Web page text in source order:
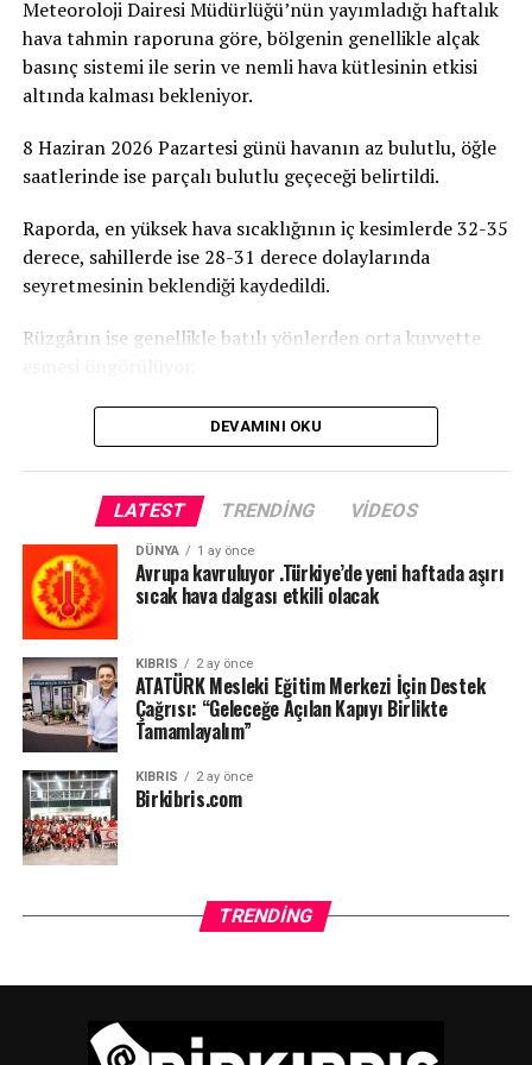
Meteoroloji Dairesi Müdürlüğü’nün yayımladığı haftalık
hava tahmin raporuna göre, bölgenin genellikle alçak
basınç sistemi ile serin ve nemli hava kütlesinin etkisi
altında kalması bekleniyor.
8 Haziran 2026 Pazartesi günü havanın az bulutlu, öğle
saatlerinde ise parçalı bulutlu geçeceği belirtildi.
Raporda, en yüksek hava sıcaklığının iç kesimlerde 32-35
derece, sahillerde ise 28-31 derece dolaylarında
seyretmesinin beklendiği kaydedildi.
Rüzgârın ise genellikle batılı yönlerden orta kuvvette
DEVAMINI OKU
LATEST TRENDING VIDEOS
DÜNYA 1 ay önce
Avrupa kavruluyor .Türkiye’de yeni haftada aşırı
sıcak hava dalgası etkili olacak
KIBRIS 2 ay önce
ATATÜRK Mesleki Eğitim Merkezi İçin Destek
Çağrısı: “Geleceğe Açılan Kapıyı Birlikte
Tamamlayalım”
KIBRIS 2 ay önce
Birkibris.com
TRENDING